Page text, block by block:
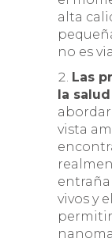
alta
no es
Las
la
vista
vivos y
permitir